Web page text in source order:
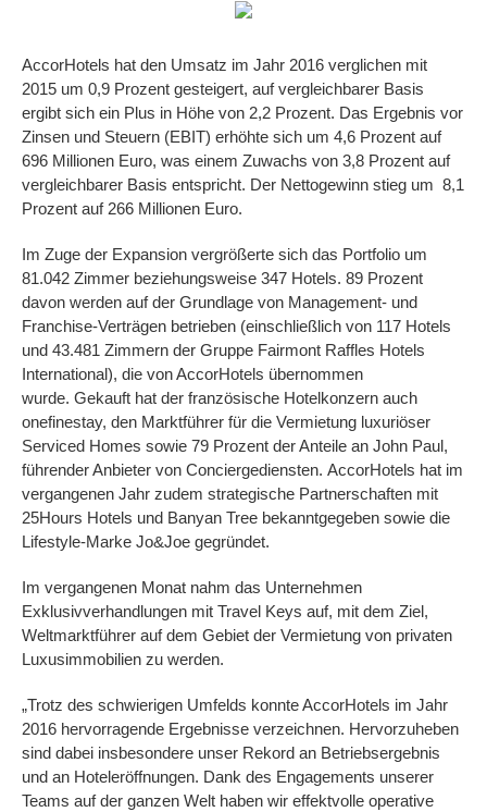
AccorHotels hat den Umsatz im Jahr 2016 verglichen mit
2015 um 0,9 Prozent gesteigert, auf vergleichbarer Basis
ergibt sich ein Plus in Höhe von 2,2 Prozent. Das Ergebnis vor
Zinsen und Steuern (EBIT) erhöhte sich um 4,6 Prozent auf
696 Millionen Euro, was einem Zuwachs von 3,8 Prozent auf
vergleichbarer Basis entspricht. Der Nettogewinn stieg um 8,1
Prozent auf 266 Millionen Euro.
Im Zuge der Expansion vergrößerte sich das Portfolio um
81.042 Zimmer beziehungsweise 347 Hotels. 89 Prozent
davon werden auf der Grundlage von Management- und
Franchise-Verträgen betrieben (einschließlich von 117 Hotels
und 43.481 Zimmern der Gruppe Fairmont Raffles Hotels
International), die von AccorHotels übernommen
wurde. Gekauft hat der französische Hotelkonzern auch
onefinestay, den Marktführer für die Vermietung luxuriöser
Serviced Homes sowie 79 Prozent der Anteile an John Paul,
führender Anbieter von Conciergediensten. AccorHotels hat im
vergangenen Jahr zudem strategische Partnerschaften mit
25Hours Hotels und Banyan Tree bekanntgegeben sowie die
Lifestyle-Marke Jo&Joe gegründet.
Im vergangenen Monat nahm das Unternehmen
Exklusivverhandlungen mit Travel Keys auf, mit dem Ziel,
Weltmarktführer auf dem Gebiet der Vermietung von privaten
Luxusimmobilien zu werden.
„Trotz des schwierigen Umfelds konnte AccorHotels im Jahr
2016 hervorragende Ergebnisse verzeichnen. Hervorzuheben
sind dabei insbesondere unser Rekord an Betriebsergebnis
und an Hoteleröffnungen. Dank des Engagements unserer
Teams auf der ganzen Welt haben wir effektvolle operative